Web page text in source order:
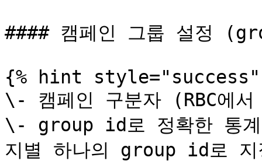
#### 캠페인 그룹 설정
{% hint style="success"
\- 캠페인 구분자 (RBC에
\- group id로 정확한 통계
지별 하나의 group id로 지